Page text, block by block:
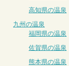
高知県の温泉
九州の温泉
福岡県の温泉
佐賀県の温泉
熊本県の温泉